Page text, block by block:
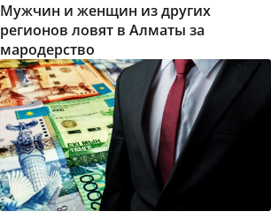
Мужчин и женщин из других
регионов ловят в Алматы за
мародерство